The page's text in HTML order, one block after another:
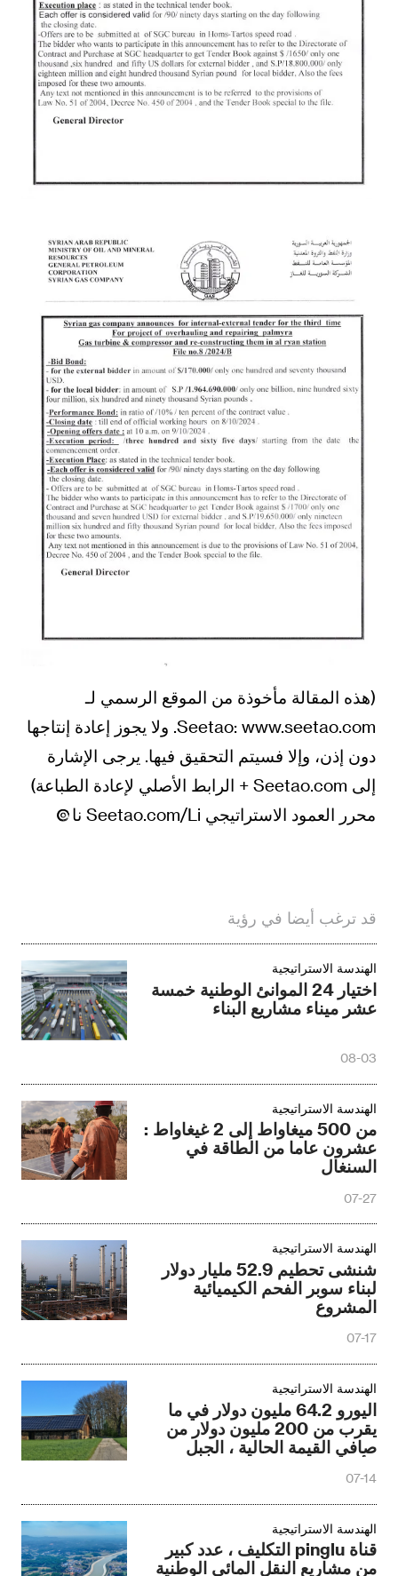
(هذه المقالة مأخوذة من الموقع الرسمي لـ
Seetao: www.seetao.com. ولا يجوز إعادة إنتاجها
دون إذن، وإلا فسيتم التحقيق فيها. يرجى الإشارة
إلى Seetao.com + الرابط الأصلي لإعادة الطباعة)
محرر العمود الاستراتيجي Seetao.com/Li نا
قد ترغب أيضا في رؤية
الهندسة الاستراتيجية
اختيار 24 الموانئ الوطنية خمسة
عشر ميناء مشاريع البناء
08-03
الهندسة الاستراتيجية
من 500 ميغاواط إلى 2 غيغاواط :
عشرون عاما من الطاقة في
السنغال
07-27
الهندسة الاستراتيجية
شنشى تحطيم 52.9 مليار دولار
لبناء سوبر الفحم الكيميائية
المشروع
07-17
الهندسة الاستراتيجية
اليورو 64.2 مليون دولار في ما
يقرب من 200 مليون دولار من
صافي القيمة الحالية ، الجبل
07-14
الهندسة الاستراتيجية
قناة pinglu التكليف ، عدد كبير
من مشاريع النقل المائي الوطنية